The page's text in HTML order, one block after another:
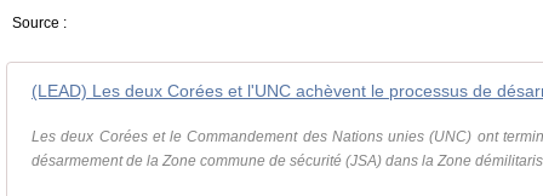
Source :
(LEAD) Les deux Corées et l'UNC achèvent le processus de
Les deux Corées et le Commandement des Nations unies (UNC) ont
désarmement de la Zone commune de sécurité (JSA) dans la Zone